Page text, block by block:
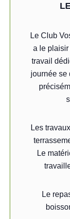
Le Club
a le
travail
journée se
Les
Le
Le